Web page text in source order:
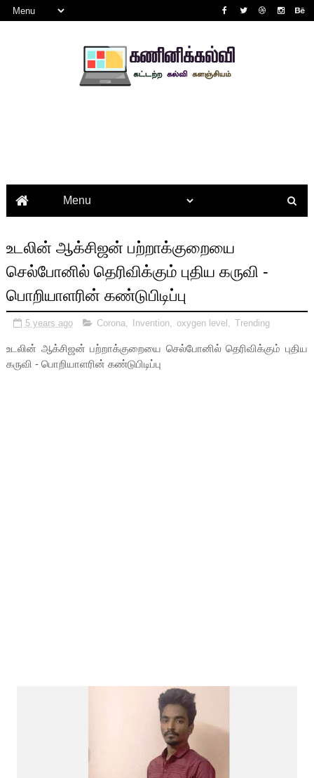
உடலின் ஆக்சிஜன் பற்றாக்குறையை
செல்போனில் தெரிவிக்கும் புதிய கருவி -
பொறியாளரின் கண்டுபிடிப்பு
5 years ago Corona Invention, oxygen level Trending
உடலின் ஆக்சிஜன் பற்றாக்குறையை செல்போனில் தெரிவிக்கும் புதிய
கருவி - பொறியாளரின் கண்டுபிடிப்பு